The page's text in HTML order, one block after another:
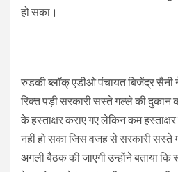
हो सका।
रुडकी ब्लॉक् एडीओ पंचायत बिजेंद्र सैनी
रिक्त पड़ी सरकारी सस्ते गल्ले की दुकान
के हस्ताक्षर कराए गए लेकिन कम
नहीं हो सका जिस वजह से सरकारी
अगली बैठक की जाएगी उन्होंने बताया